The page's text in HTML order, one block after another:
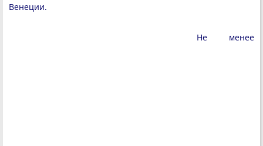
Венеции.
Не менее